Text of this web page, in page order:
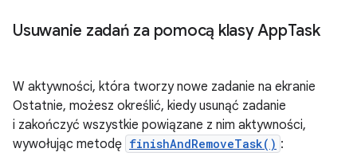
Usuwanie zadań za pomocą klasy AppTask
W aktywności, która tworzy nowe zadanie na ekranie
Ostatnie, możesz określić, kiedy usunąć zadanie
i zakończyć wszystkie powiązane z nim aktywności,
wywołując metodę finishAndRemoveTask() :